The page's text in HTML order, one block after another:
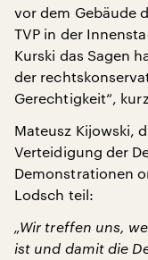
vor dem Gebäude
TVP in der
Kurski das Sagen
der
Gerechtigkeit“,
Mateusz Kijowski,
Verteidigung der
Demonstrationen
Lodsch teil:
„Wir treffen uns,
ist und damit die